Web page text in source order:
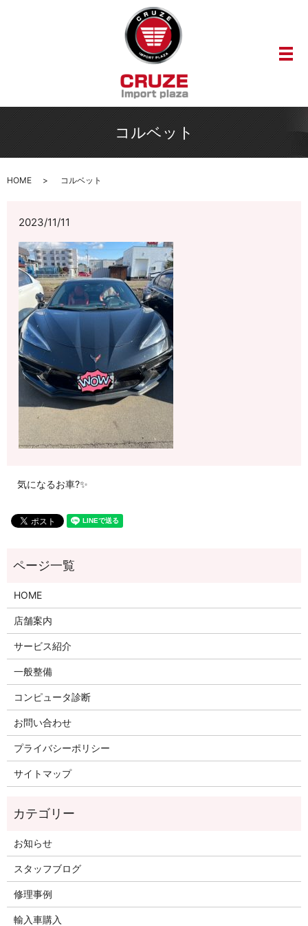
メ
コルベット
HOME コルベット
2023/11/11
気になるお車?✨
HOME
店舗案内
サービス紹介
一般整備
コンピュータ診断
お問い合わせ
プライバシーポリシー
サイトマップ
お知らせ
スタッフブログ
修理事例
輸入車購入